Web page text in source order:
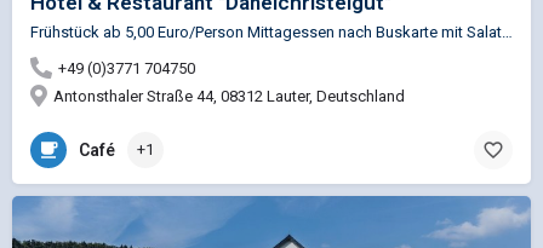
+49 (0)3771 704750
Antonsthaler Straße 44, 08312 Lauter, Deutschland
Café +1